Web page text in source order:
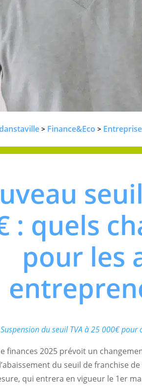
> Finance&Eco > Entreprise
: quels
pour les
Suspension du seuil TVA à 25 000€ pour
finances 2025 prévoit un
du seuil de franchise de
qui entrera en vigueur le 1er